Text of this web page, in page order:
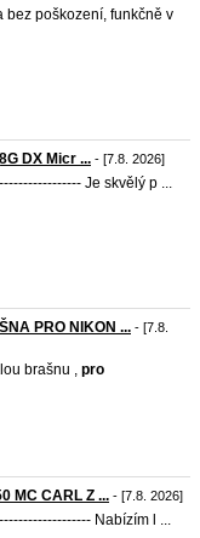
bez poškození, funkčně v
DX Micr ... - [7.8. 2026]
Je skvělý p ...
PRO NIKON ... - [7.8.
brašnu , pro
MC CARL Z ... - [7.8. 2026]
Nabízím l ...